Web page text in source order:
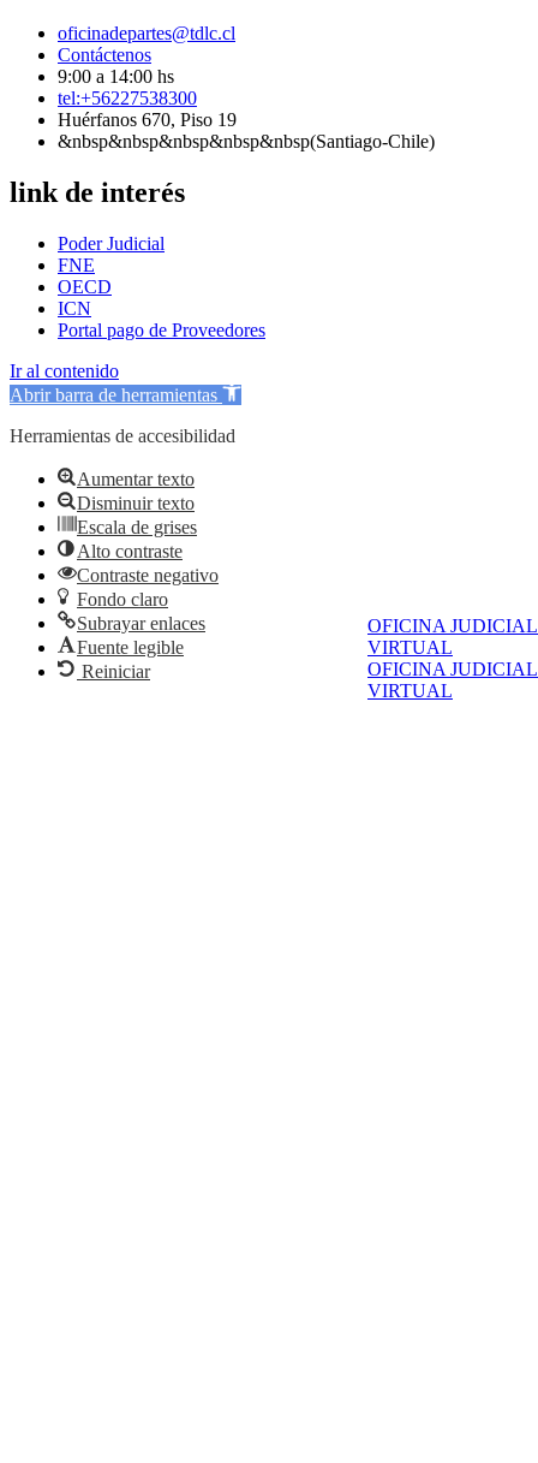
OFICINA JUDICIAL
VIRTUAL
OFICINA JUDICIAL
VIRTUAL
oficinadepartes@tdlc.cl
Contáctenos
9:00 a 14:00 hs
tel:+56227538300
Huérfanos 670, Piso 19
&nbsp&nbsp&nbsp&nbsp&nbsp(Santiago-Chile)
link de interés
Poder Judicial
FNE
OECD
ICN
Portal pago de Proveedores
Ir al contenido
Abrir barra de herramientas
Herramientas de accesibilidad
Aumentar texto
Disminuir texto
Escala de grises
Alto contraste
Contraste negativo
Fondo claro
Subrayar enlaces
Fuente legible
Reiniciar